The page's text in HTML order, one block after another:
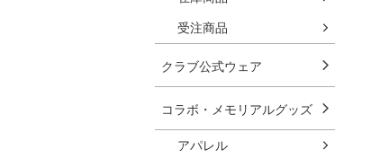
受注商品
クラブ公式ウェア
コラボ・メモリアルグッズ
アパレル